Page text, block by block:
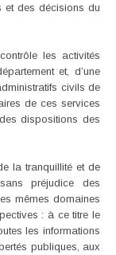
et des décisions du
les activités
et, d’une
civils de
de ces services
dispositions des
la tranquillité et de
préjudice des
mêmes domaines
: à ce titre le
les informations
publiques, aux